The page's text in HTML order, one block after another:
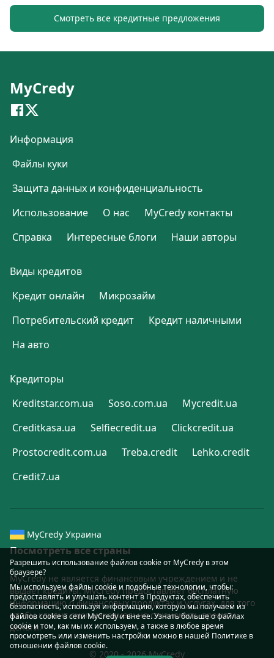
Смотреть все кредитные предложения
MyCredy
Информация
Файлы куки
Защита данных и конфиденциальность
Использование
О нас
MyCredy контакты
Справка
Интересные блоги Наши авторы
Виды кредитов
Кредит онлайн
Микрозайм
Потребительский кредит
Кредит наличными
На авто
Кредиторы
Kreditstar.com.ua
Soso.com.ua
Mycredit.ua
Creditkasa.ua
Selfiecredit.ua
Clickcredit.ua
Prostocredit.com.ua
Treba.credit
Lehko.credit
Credit7.ua
MyCredy Украина
Посмотреть все страны
MyCredy не является финансовым учреждением и не
выдаёт кредиты. MyCredy предоставляет бесплатную
информацию о финансовых продуктах и услугах, для того
чтобы клиент смог максимально сэкономить время и
деньги.
© 2020 - 2026 MyCredy
Разрешить использование файлов cookie от MyCredy в этом
браузере?
Мы используем файлыcookie и подобные технологии, чтобы:
предоставлять и улучшать контент в Продуктах, обеспечить
безопасность, используя информацию, которую мы получаем из
файлов cookie в сети MyCredy и вне ее. Узнать больше о файлах
cookie и том, как мы их используем, а также в любое время
просмотреть или изменить настройки можно в нашей Политике в
отношении файловcookie.